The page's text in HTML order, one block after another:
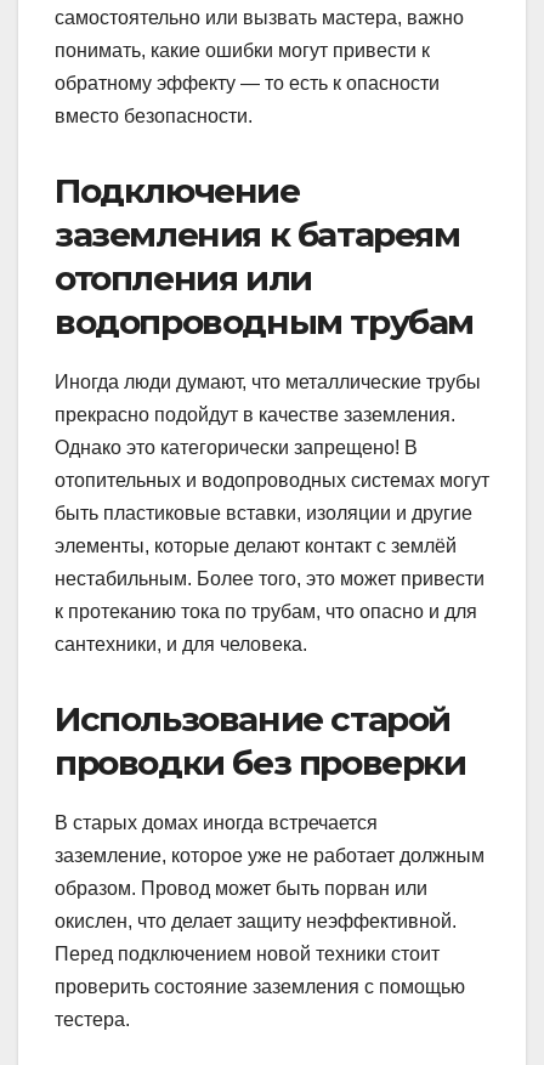
самостоятельно или вызвать мастера, важно
понимать, какие ошибки могут привести к
обратному эффекту — то есть к опасности
вместо безопасности.
Подключение
заземления к батареям
отопления или
водопроводным трубам
Иногда люди думают, что металлические трубы
прекрасно подойдут в качестве заземления.
Однако это категорически запрещено! В
отопительных и водопроводных системах могут
быть пластиковые вставки, изоляции и другие
элементы, которые делают контакт с землёй
нестабильным. Более того, это может привести
к протеканию тока по трубам, что опасно и для
сантехники, и для человека.
Использование старой
проводки без проверки
В старых домах иногда встречается
заземление, которое уже не работает должным
образом. Провод может быть порван или
окислен, что делает защиту неэффективной.
Перед подключением новой техники стоит
проверить состояние заземления с помощью
тестера.